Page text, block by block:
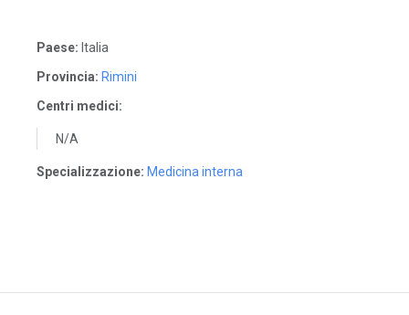
Paese: Italia
Provincia: Rimini
Centri medici:
N/A
Specializzazione: Medicina interna